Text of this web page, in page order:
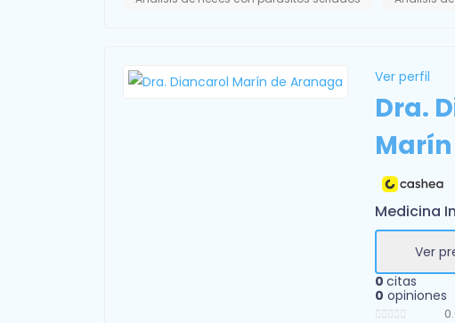
Ver perfil
Dra.
Medicina
Ver
0 citas
0 opiniones